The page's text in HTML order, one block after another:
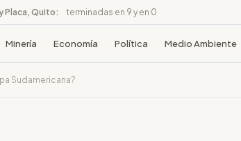
Placa, Quito: terminadas en 9 y en 0
Minería Economía Política Medio Ambiente
Sudamericana?